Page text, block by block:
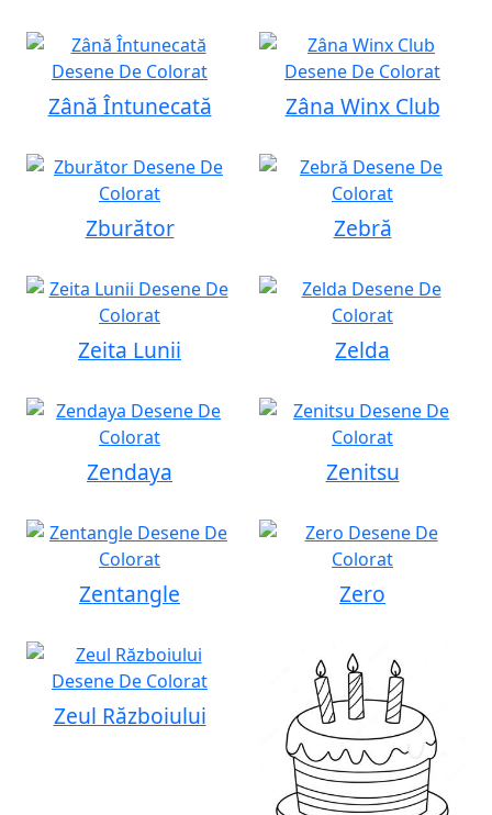
Zână Întunecată Zâna Winx Club
Zburător Zebră
Zeita Lunii Zelda
Zendaya Zenitsu
Zentangle Zero
Zeul Războiului